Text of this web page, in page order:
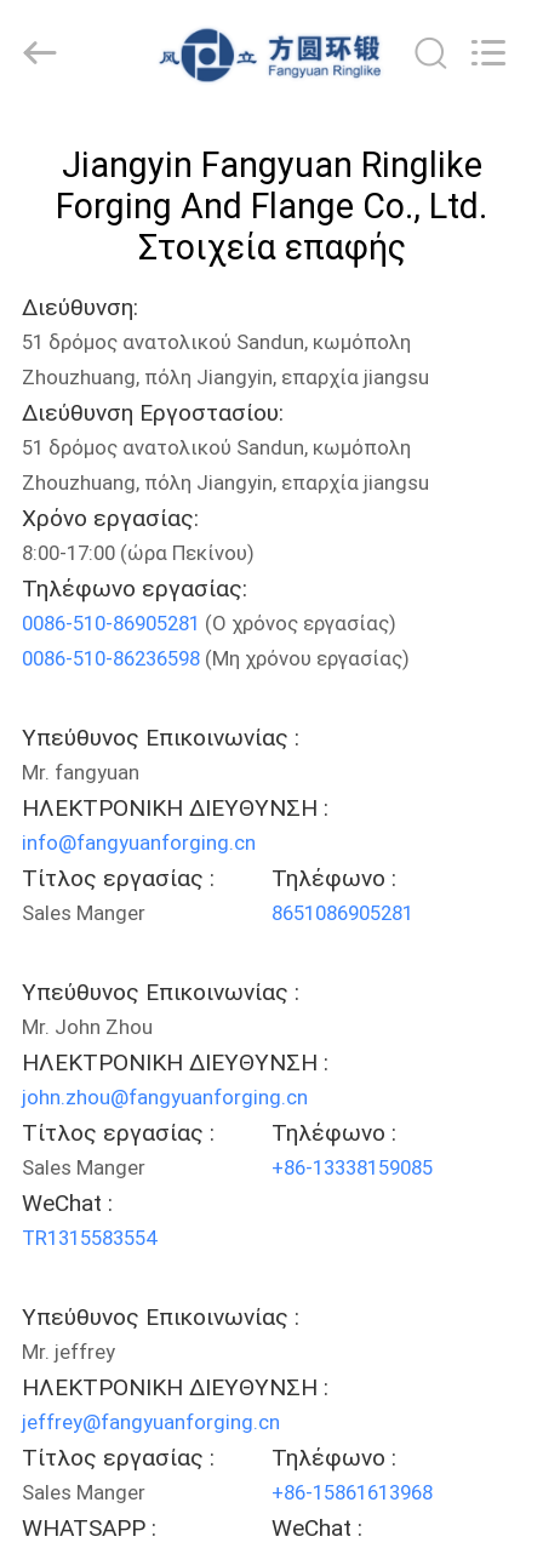
ΠΡΟΪΌΝΤΑ
ΠΕΡΊΠΟΥ
ΕΜΕΊΣ
ΓΎΡΟΣ
ΕΡΓΟΣΤΑΣΊΩΝ
ΠΟΙΟΤΙΚΌΣ
ΈΛΕΓΧΟΣ
ΕΛΆΤΕ
ΣΕ
ΕΠΑΦΉ
ΜΕ
ΖΗΤΉΣΤΕ
ΈΝΑ
ΑΠΌΣΠΑΣΜΑ
SITEMAP
POLICY
Flange
Jiangyin Fangyuan Ringlike
Forging And Flange Co., Ltd.
Στοιχεία επαφής
Διεύθυνση:
51 δρόμος ανατολικού Sandun, κωμόπολη
Zhouzhuang, πόλη Jiangyin, επαρχία jiangsu
Διεύθυνση Εργοστασίου:
51 δρόμος ανατολικού Sandun, κωμόπολη
Zhouzhuang, πόλη Jiangyin, επαρχία jiangsu
Χρόνο εργασίας:
8:00-17:00 (ώρα Πεκίνου)
Τηλέφωνο εργασίας:
0086-510-86905281 (Ο χρόνος εργασίας)
0086-510-86236598(Μη χρόνου εργασίας)
Υπεύθυνος Επικοινωνίας :
Mr. fangyuan
ΗΛΕΚΤΡΟΝΙΚΗ ΔΙΕΥΘΥΝΣΗ :
info@fangyuanforging.cn
Τίτλος εργασίας :
Sales Manger
Τηλέφωνο :
8651086905281
Υπεύθυνος Επικοινωνίας :
Mr. John Zhou
ΗΛΕΚΤΡΟΝΙΚΗ ΔΙΕΥΘΥΝΣΗ :
john.zhou@fangyuanforging.cn
Τίτλος εργασίας :
Sales Manger
Τηλέφωνο :
+86-13338159085
WeChat :
TR1315583554
Υπεύθυνος Επικοινωνίας :
Mr. jeffrey
ΗΛΕΚΤΡΟΝΙΚΗ ΔΙΕΥΘΥΝΣΗ :
jeffrey@fangyuanforging.cn
Τίτλος εργασίας :
Sales Manger
Τηλέφωνο :
+86-15861613968
WHATSAPP : WeChat :